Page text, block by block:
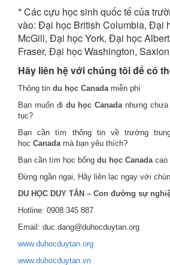
* Các cựu học sinh quốc tế của
vào: Đại học British Columbia, Đại
McGill, Đại học York, Đại học
Fraser, Đại học Washington,
Hãy liên hệ với chúng tôi để có
Thông tin du học Canadamiễn phí
Bạn muốn đi du học Canadanhưng chưa
tục?
Bạn cần tìm thông tin về trường
học Canadamà bạn yêu thích?
Bạn cần tìm học bổng du học Canadacao
Đừng ngần ngại, Hãy liên lạc ngay với
DU HỌC DUY TÂN – Con đường sự
Hotline: 0908 345 887
Email: duc.dang@duhocduytan.org
www.duhocduytan.org
www.duhocduytan.vn